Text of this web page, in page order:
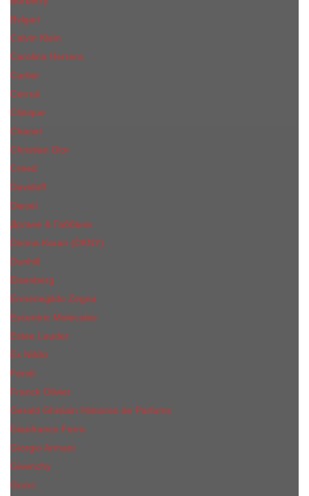
Bvlgari
Calvin Klein
Carolina Herrera
Cartier
Cerruti
Сliniquе
Chanel
Christian Dior
Creed
Davidoff
Diesel
Дольче & Габбана
Donna Karan (DKNY)
Dunhill
Eisenberg
Ermenegildo Zegna
Escentric Molecules
Еsteе Lаudеr
Ex Nihilo
Fendi
Franck Olivier
Gerald Ghislain Histoires de Parfums
Gianfranco Ferre
Giorgio Armani
Givenchy
Gucci